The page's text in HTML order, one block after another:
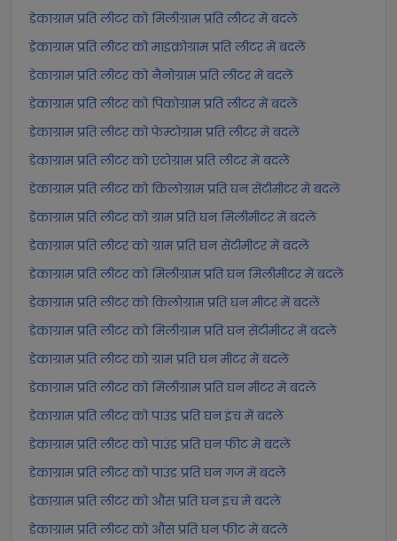
डेकाग्राम प्रति लीटर को मिलीग्राम प्रति लीटर में बदलें
डेकाग्राम प्रति लीटर को माइक्रोग्राम प्रति लीटर में बदलें
डेकाग्राम प्रति लीटर को नैनोग्राम प्रति लीटर में बदलें
डेकाग्राम प्रति लीटर को पिकोग्राम प्रति लीटर में बदलें
डेकाग्राम प्रति लीटर को फेम्टोग्राम प्रति लीटर में बदलें
डेकाग्राम प्रति लीटर को एटोग्राम प्रति लीटर में बदलें
डेकाग्राम प्रति लीटर को किलोग्राम प्रति घन सेंटीमीटर में बदलें
डेकाग्राम प्रति लीटर को ग्राम प्रति घन मिलीमीटर में बदलें
डेकाग्राम प्रति लीटर को ग्राम प्रति घन सेंटीमीटर में बदलें
डेकाग्राम प्रति लीटर को मिलीग्राम प्रति घन मिलीमीटर में बदलें
डेकाग्राम प्रति लीटर को किलोग्राम प्रति घन मीटर में बदलें
डेकाग्राम प्रति लीटर को मिलीग्राम प्रति घन सेंटीमीटर में बदलें
डेकाग्राम प्रति लीटर को ग्राम प्रति घन मीटर में बदलें
डेकाग्राम प्रति लीटर को मिलीग्राम प्रति घन मीटर में बदलें
डेकाग्राम प्रति लीटर को पाउंड प्रति घन इंच में बदलें
डेकाग्राम प्रति लीटर को पाउंड प्रति घन फीट में बदलें
डेकाग्राम प्रति लीटर को पाउंड प्रति घन गज में बदलें
डेकाग्राम प्रति लीटर को औंस प्रति घन इंच में बदलें
डेकाग्राम प्रति लीटर को औंस प्रति घन फीट में बदलें